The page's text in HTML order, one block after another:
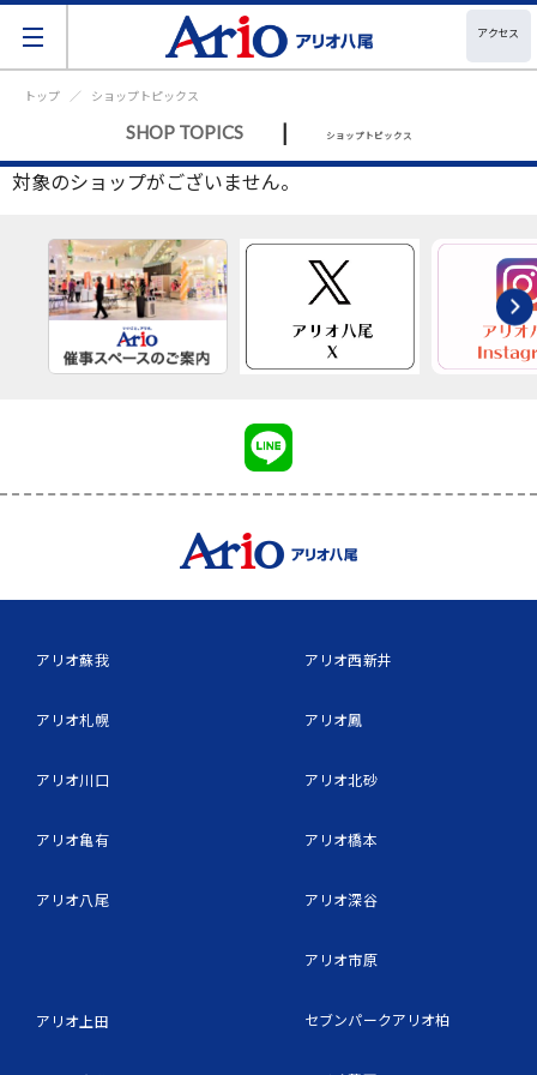
アクセス
トップ ショップトピックス
SHOP TOPICS | ショップトピックス
対象のショップがございません。
アリオ蘇我
アリオ札幌
アリオ川口
アリオ亀有
アリオ八尾
アリオ上田
アリオ西新井
アリオ鳳
アリオ北砂
アリオ橋本
アリオ深谷
アリオ市原
セブンパークアリオ柏